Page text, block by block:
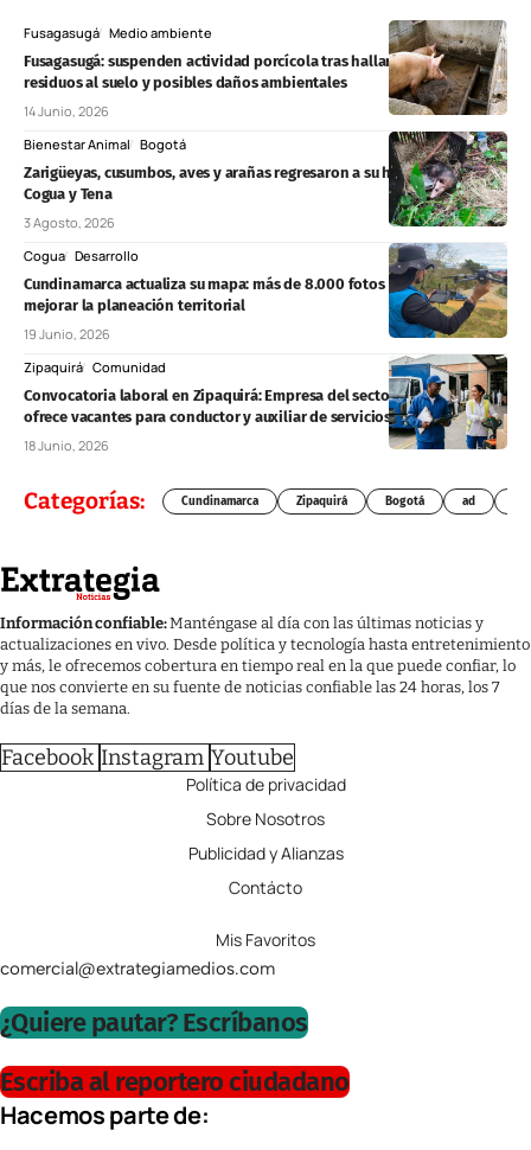
Fusagasugá Medio ambiente
Fusagasugá: suspenden actividad porcícola tras hallar descargas de
residuos al suelo y posibles daños ambientales
14 Junio, 2026
Bienestar Animal Bogotá
Zarigüeyas, cusumbos, aves y arañas regresaron a su hábitat natural en
Cogua y Tena
3 Agosto, 2026
Cogua Desarrollo
Cundinamarca actualiza su mapa: más de 8.000 fotos aéreas para
mejorar la planeación territorial
19 Junio, 2026
Zipaquirá Comunidad
Convocatoria laboral en Zipaquirá: Empresa del sector productivo
ofrece vacantes para conductor y auxiliar de servicios generales
18 Junio, 2026
Categorías: Cundinamarca Zipaquirá Bogotá ad
Información confiable:Manténgase al día con las últimas noticias y
actualizaciones en vivo. Desde política y tecnología hasta entretenimiento
y más, le ofrecemos cobertura en tiempo real en la que puede confiar, lo
que nos convierte en su fuente de noticias confiable las 24 horas, los 7
días de la semana.
Facebook Instagram Youtube
Política de privacidad
Sobre Nosotros
Publicidad y Alianzas
Contácto
Mis Favoritos
comercial@extrategiamedios.com
¿Quiere pautar? Escríbanos
Escriba al reportero ciudadano
Hacemos parte de: